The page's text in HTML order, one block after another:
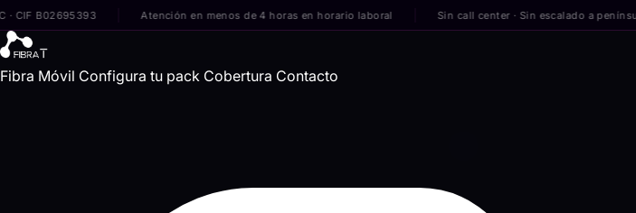
Atención en menos de 4 horas en horario laboral Sin call center · Sin escalado a península
Fibra Móvil Configura tu pack Cobertura Contacto